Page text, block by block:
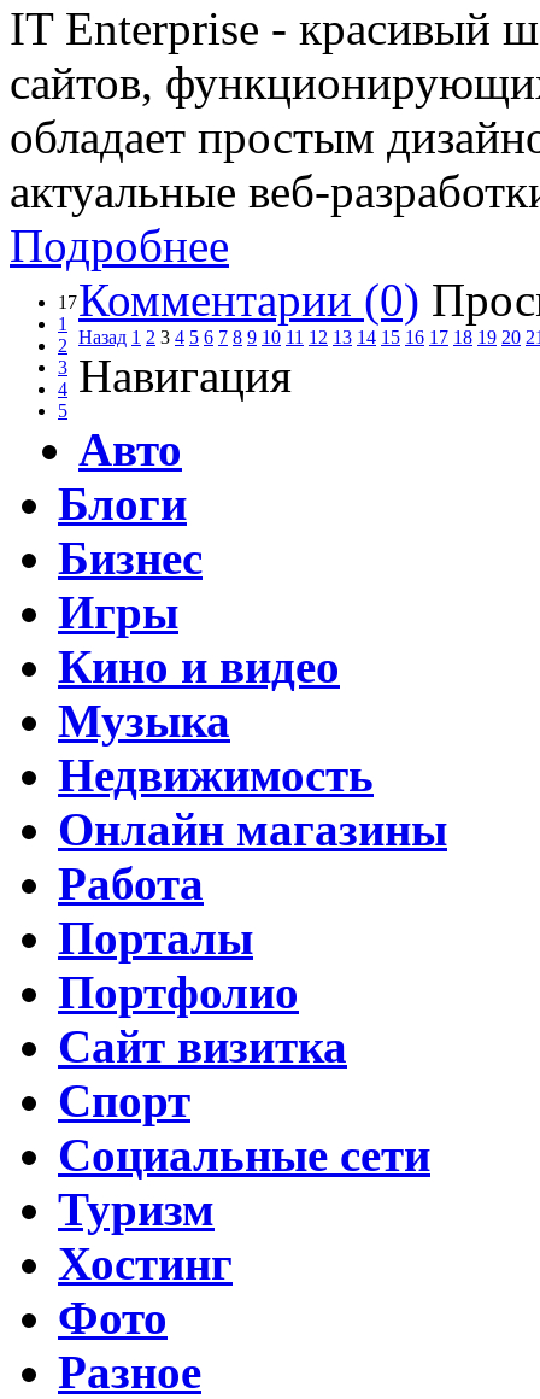
IT Enterprise - красивый
сайтов,
обладает простым
актуальные веб-
Подробнее
17
1
2
3
4
5
Комментарии (0)
Назад 1 2 3 4 5 6 7 8 9 10 11 12 13 14 15 16 17 18 19 20
Навигация
Авто
Блоги
Бизнес
Игры
Кино и видео
Музыка
Недвижимость
Онлайн магазины
Работа
Порталы
Портфолио
Сайт визитка
Спорт
Социальные сети
Туризм
Хостинг
Фото
Разное